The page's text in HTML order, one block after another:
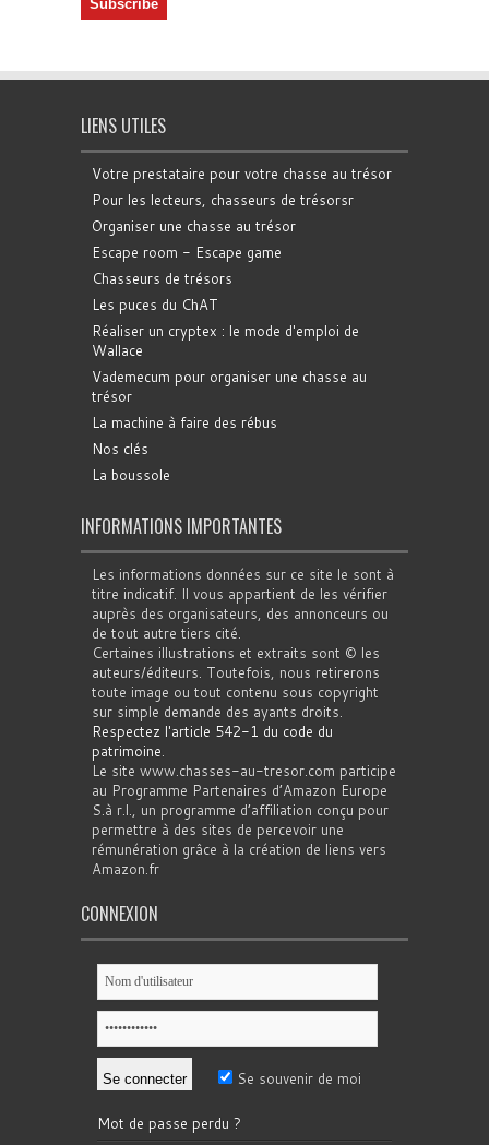
LIENS UTILES
Votre prestataire pour votre chasse au trésor
Pour les lecteurs, chasseurs de trésorsr
Organiser une chasse au trésor
Escape room - Escape game
Chasseurs de trésors
Les puces du ChAT
Réaliser un cryptex : le mode d'emploi de
Wallace
Vademecum pour organiser une chasse au
trésor
La machine à faire des rébus
Nos clés
La boussole
INFORMATIONS IMPORTANTES
Les informations données sur ce site le sont à
titre indicatif. Il vous appartient de les vérifier
auprès des organisateurs, des annonceurs ou
de tout autre tiers cité.
Certaines illustrations et extraits sont © les
auteurs/éditeurs. Toutefois, nous retirerons
toute image ou tout contenu sous copyright
sur simple demande des ayants droits.
Respectez l'article 542-1 du code du
patrimoine.
Le site www.chasses-au-tresor.com participe
au Programme Partenaires d’Amazon Europe
S.à r.l., un programme d’affiliation conçu pour
permettre à des sites de percevoir une
rémunération grâce à la création de liens vers
Amazon.fr
CONNEXION
Se souvenir de moi
Mot de passe perdu ?